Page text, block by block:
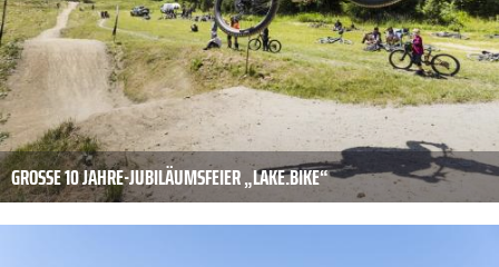
GROSSE 10 JAHRE-JUBILÄUMSFEIER „LAKE.BIKE“